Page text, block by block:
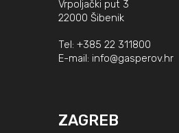
Vrpoljački put 3
22000 Šibenik
Tel: +385 22 311800
E-mail: info@gasperov.hr
ZAGREB